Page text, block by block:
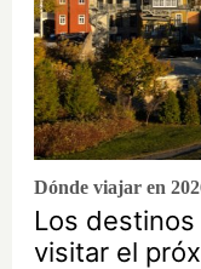
Dónde viajar en
Los
visitar el